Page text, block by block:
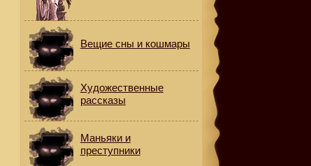
Вещие сны и кошмары
Художественные
рассказы
Маньяки и
преступники